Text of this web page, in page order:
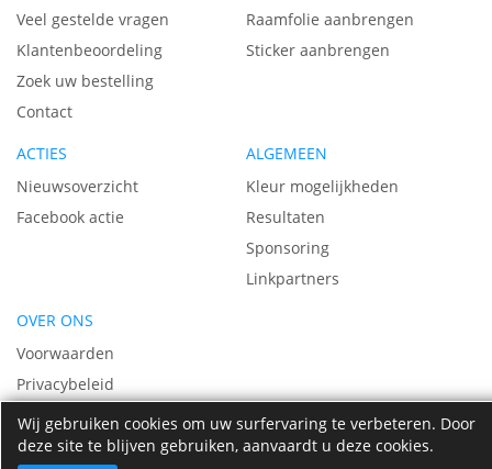
Wij gebruiken cookies om uw surfervaring te verbeteren. Door
deze site te blijven gebruiken, aanvaardt u deze cookies.
Veel gestelde vragen
Klantenbeoordeling
Zoek uw bestelling
Contact
Raamfolie aanbrengen
Sticker aanbrengen
ACTIES
Nieuwsoverzicht
Facebook actie
ALGEMEEN
Kleur mogelijkheden
Resultaten
Sponsoring
Linkpartners
OVER ONS
Voorwaarden
Privacybeleid
Vacatures
Over ons